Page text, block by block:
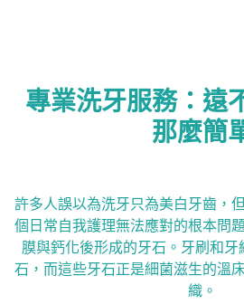
專業洗牙服務：遠
那麼簡
許多人誤以為洗牙只為美白牙齒，
個日常自我護理無法應對的根本問
膜與鈣化後形成的牙石。牙刷和
石，而這些牙石正是細菌滋生的溫
織。